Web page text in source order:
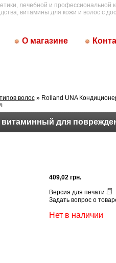
лечебной и профессиональной
витамины для кожи и волос с
О магазине
волос» Rolland UNA
витаминный для
409,02 грн.
Версия для печати
Задать вопрос о
Нет в наличии